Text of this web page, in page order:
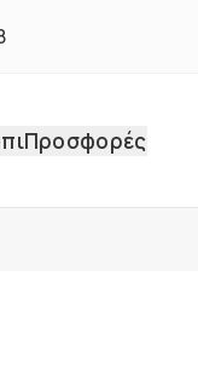
Προσφορές